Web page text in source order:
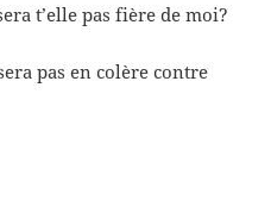
t’elle pas fière de moi?
pas en colère contre